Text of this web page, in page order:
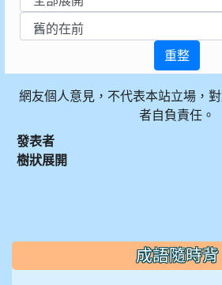
重整
網友個人意見，不代表本站立場，
者自負責任。
發表者
樹狀展開
::: 成語隨時背